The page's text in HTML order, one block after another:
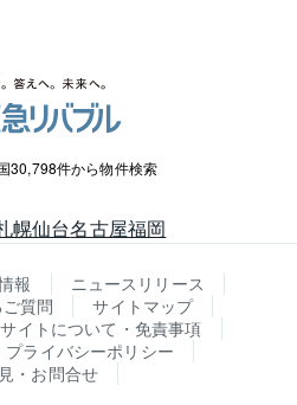
30,798件から物件検索
幌仙台名古屋福岡
報
ニュースリリース
質問
サイトマップ
サイトについて・免責事項
ライバシーポリシー
・お問合せ